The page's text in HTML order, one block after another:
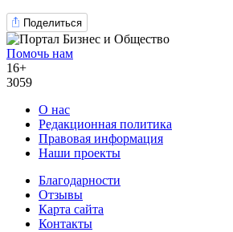
Поделиться
Помочь нам
16+
3059
О нас
Редакционная политика
Правовая информация
Наши проекты
Благодарности
Отзывы
Карта сайта
Контакты